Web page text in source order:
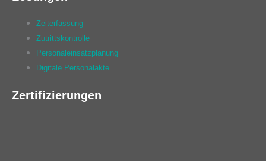
Zeiterfassung
Zutrittskontrolle
Personaleinsatzplanung
Digitale Personalakte
Zertifizierungen